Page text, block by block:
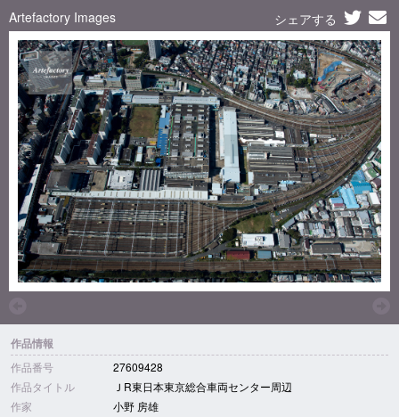
Artefactory Images シェアする
作品情報
作品番号
27609428
作品タイトル
ＪR東日本東京総合車両センター周辺
作家
小野 房雄